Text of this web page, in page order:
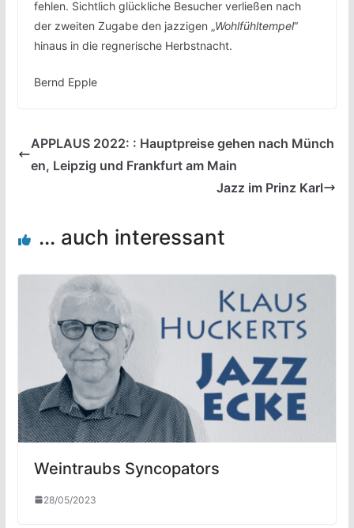
fehlen. Sichtlich glückliche Besucher verließen nach
der zweiten Zugabe den jazzigen „Wohlfühltempel“
hinaus in die regnerische Herbstnacht.
Bernd Epple
APPLAUS 2022: : Hauptpreise gehen nach Münch
en, Leipzig und Frankfurt am Main
Jazz im Prinz Karl
... auch interessant
Weintraubs Syncopators
28/05/2023